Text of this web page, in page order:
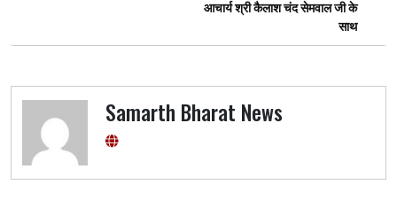
आचार्य श्री कैलाश चंद सेमवाल जी के
साथ
Samarth Bharat News